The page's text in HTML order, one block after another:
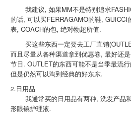
我建议, 如果MM不是特别追求
的话, 可以买FERRAGAMO的鞋, GUICCI
表, COACH的包, 绝对物超所值.
买这些东西一定要去工厂直销
而且尽量从各种渠道拿到优惠卷, 最好还
节日. OUTLET的东西可能不是当季最流
但是仍然可以淘到经典的好东东.
2.日用品
我通常买的日用品有两种, 洗发产品
形眼镜护理液.